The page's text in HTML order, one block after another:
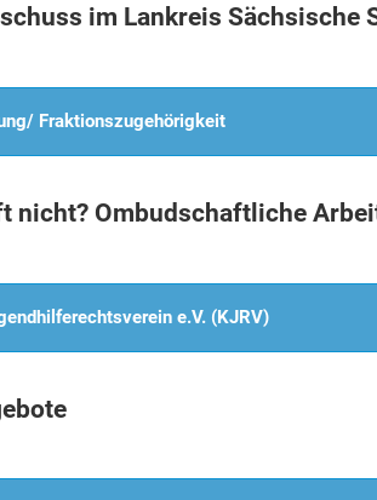
im Lankreis Sächsische
Fraktionszugehörigkeit
nicht? Ombudschaftliche
e.V. (KJRV)